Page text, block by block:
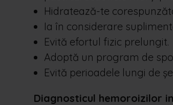
Hidratează-te
Ia în considerare
Evită efortul fizic prelungit.
Adoptă un program de
Evită perioadele lungi de
Diagnosticul hemoroizilor